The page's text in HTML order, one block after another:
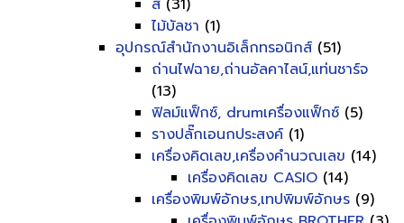
สี (31)
ไม้บัลชา (1)
อุปกรณ์สำนักงานอิเล็กทรอนิกส์ (51)
ถ่านไฟฉาย,ถ่านอัลคาไลน์,แท่นชาร์จ
(13)
ฟิลม์แฟ็กซ์, drumเครื่องแฟ็กซ์ (5)
รางปลั๊กเอนกประสงค์ (1)
เครื่องคิดเลข,เครื่องคำนวณเลข (14)
เครื่องคิดเลข CASIO (14)
เครื่องพิมพ์อักษร,เทปพิมพ์อักษร (9)